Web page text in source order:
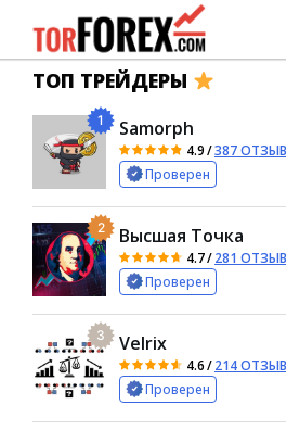
ТОП ТРЕЙДЕРЫ
1 Samorph
4.9/387
Проверен
2 Высшая Точка
4.7/281
Проверен
3 Velrix
4.6/214
Проверен